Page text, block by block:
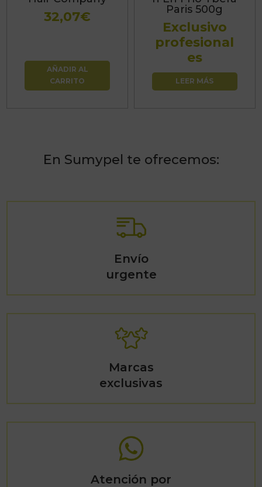
32,07€
AÑADIR AL
CARRITO
Paris 500g
Exclusivo
profesional
es
LEER MÁS
En Sumypel te ofrecemos:
Envío
urgente
Marcas
exclusivas
Atención por